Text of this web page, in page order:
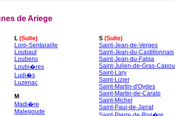
de Ariege
L (Suite)
Lorp-Sentaraille
Loubaut
Loubens
Loubi�res
Ludi�s
Luzenac
M
Madi�re
Malegoude
S (Suite)
Saint-Jean-de-Verges
Saint-Jean-du-Castillonnais
Saint-Jean-du-Falga
Saint-Julien-de-Gras-Capou
Saint-Lary
Saint-Lizier
Saint-Martin-d'Oydes
Saint-Martin-de-Caralp
Saint-Michel
Saint-Paul-de-Jarrat